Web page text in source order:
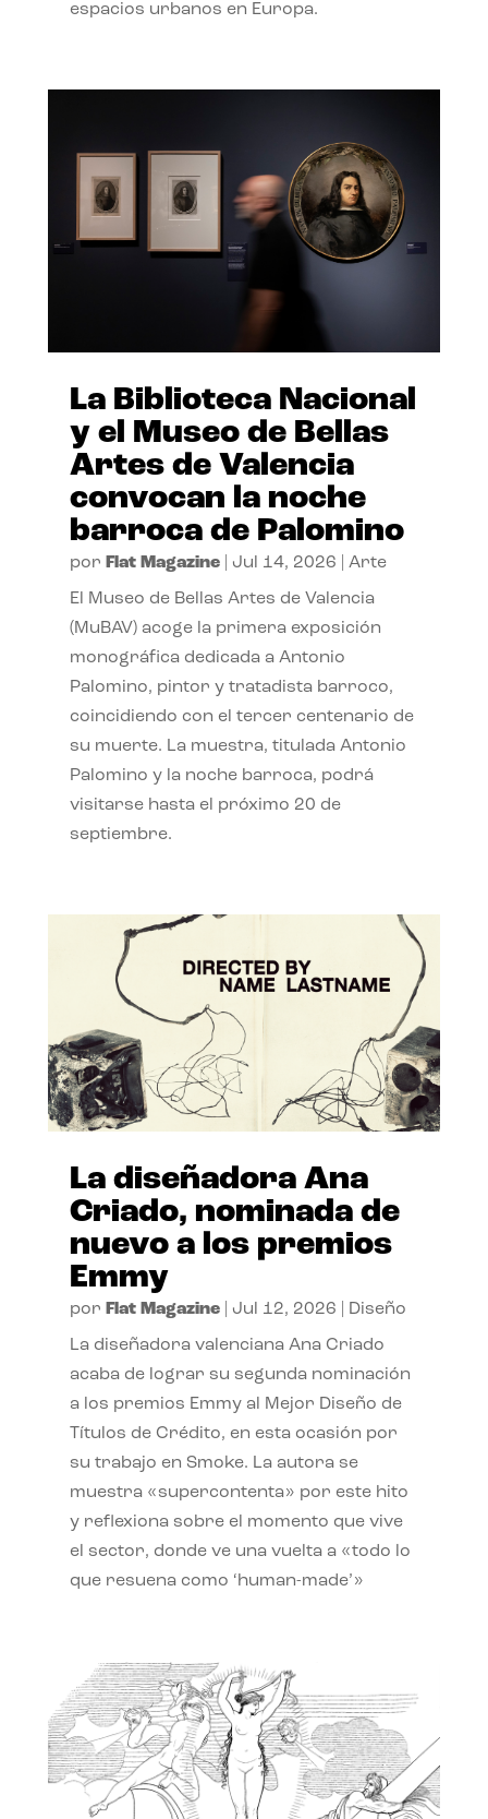
espacios urbanos en Europa.
La Biblioteca Nacional
y el Museo de Bellas
Artes de Valencia
convocan la noche
barroca de Palomino
por Flat Magazine| Jul 14, 2026 Arte
El Museo de Bellas Artes de Valencia
(MuBAV) acoge la primera exposición
monográfica dedicada a Antonio
Palomino, pintor y tratadista barroco,
coincidiendo con el tercer centenario de
su muerte. La muestra, titulada Antonio
Palomino y la noche barroca, podrá
visitarse hasta el próximo 20 de
septiembre.
La diseñadora Ana
Criado, nominada de
nuevo a los premios
Emmy
por Flat Magazine| Jul 12, 2026 Diseño
La diseñadora valenciana Ana Criado
acaba de lograr su segunda nominación
a los premios Emmy al Mejor Diseño de
Títulos de Crédito, en esta ocasión por
su trabajo en Smoke. La autora se
muestra «supercontenta» por este hito
y reflexiona sobre el momento que vive
el sector, donde ve una vuelta a «todo lo
que resuena como ‘human-made’»